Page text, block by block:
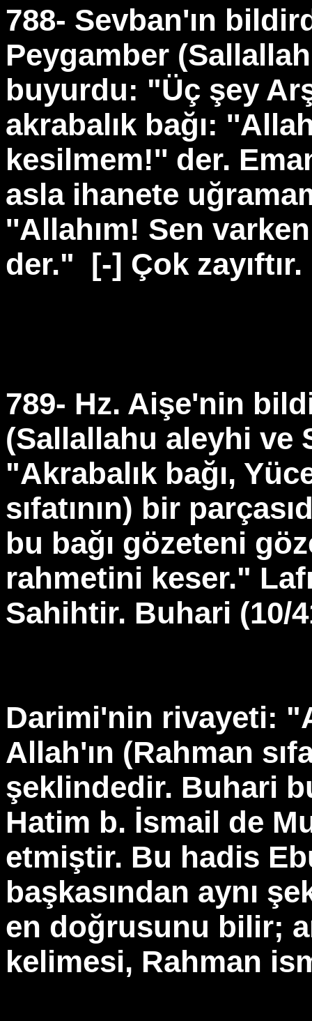
788- Sevban'ın
Peygamber
buyurdu: "Üç şey
akrabalık bağı:
kesilmem!'' der.
asla ihanete
''Allahım! Sen
der." [-] Çok
789- Hz. Aişe'nin
(Sallallahu aleyhi ve
"Akrabalık bağı,
sıfatının) bir
bu bağı gözeteni
rahmetini keser."
Sahihtir. Buhari (10/
Darimi'nin rivayeti:
Allah'ın (Rahman
şeklindedir. Buhari
Hatim b. İsmail de
etmiştir. Bu hadis
başkasından aynı
en doğrusunu bilir;
kelimesi, Rahman